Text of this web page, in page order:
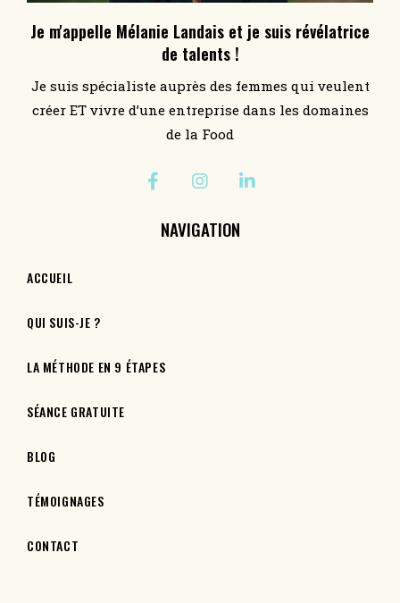
Je m'appelle Mélanie Landais et je suis révélatrice
de talents !
Je suis spécialiste auprès des femmes qui veulent
créer ET vivre d’une entreprise dans les domaines
de la Food
NAVIGATION
ACCUEIL
QUI SUIS-JE ?
LA MÉTHODE EN 9 ÉTAPES
SÉANCE GRATUITE
BLOG
TÉMOIGNAGES
CONTACT